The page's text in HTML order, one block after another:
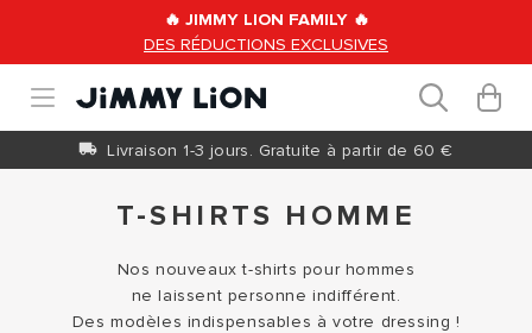
passer
au
contenu
🔥 JIMMY LION FAMILY 🔥
DES RÉDUCTIONS EXCLUSIVES
Livraison 1-3 jours. Gratuite à partir de 60 €
Panier
0 article
T-SHIRTS HOMME
Nos nouveaux t-shirts pour hommes
ne laissent personne indifférent.
Des modèles indispensables à votre dressing !